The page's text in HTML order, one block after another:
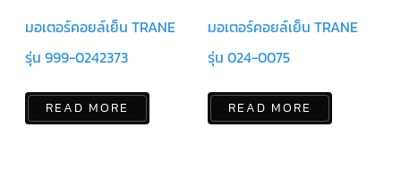
แค
ป
สตาร์ท/
คา
ปา
ซิ
เตอร์
มอเตอร์คอยล์เย็น TRANE
รุ่น 999-0242373
READ MORE
มอเตอร์คอยล์เย็น TRANE
รุ่น 024-0075
READ MORE